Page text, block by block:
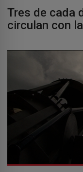
Tres de cada
circulan con